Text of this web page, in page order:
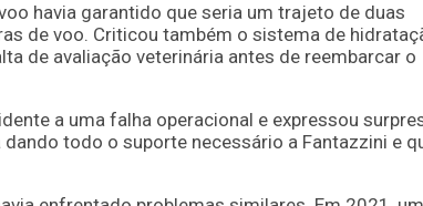
havia garantido que seria um trajeto de duas
de voo. Criticou também o sistema de
de avaliação veterinária antes de reembarcar o
a uma falha operacional e expressou
todo o suporte necessário a Fantazzini e